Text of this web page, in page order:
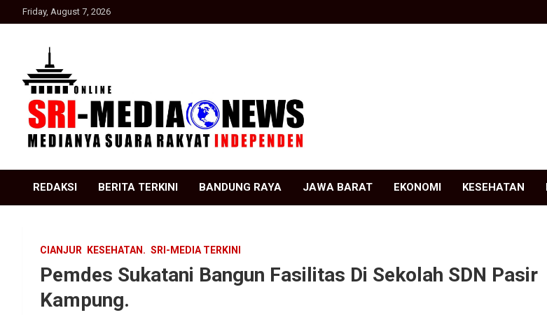
to
Friday, August 7, 2026
SRI Media news
REDAKSI BERITA TERKINI BANDUNG RAYA JAWA BARAT EKONOMI KESEHATAN
CIANJUR KESEHATAN. SRI-MEDIA TERKINI
Pemdes Sukatani Bangun Fasilitas Di Sekolah SDN Pasir
Kampung.